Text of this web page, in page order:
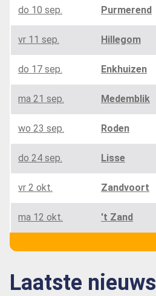
do 10 sep. Purmerend
vr 11 sep. Hillegom
do 17 sep. Enkhuizen
ma 21 sep. Medemblik
wo 23 sep. Roden
do 24 sep. Lisse
vr 2 okt. Zandvoort
ma 12 okt. 't Zand
Laatste nieuws